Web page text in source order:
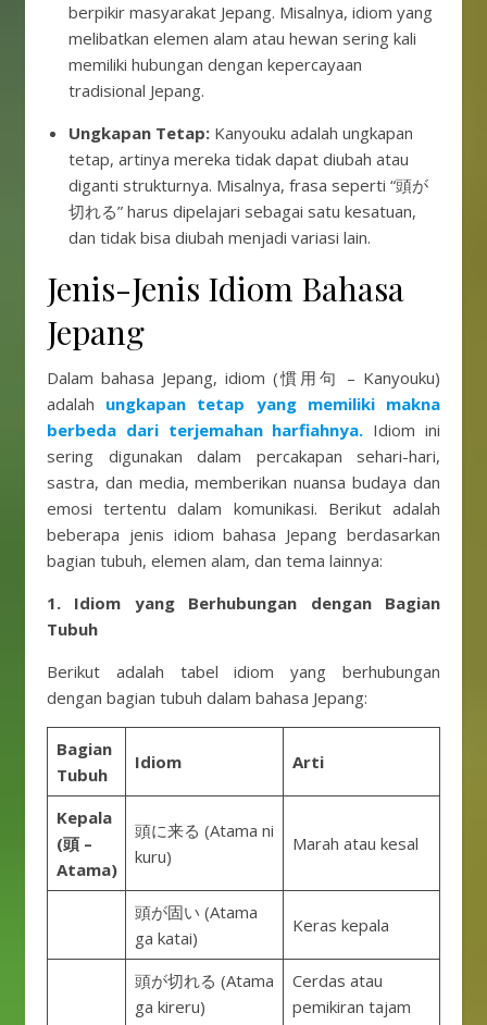
berpikir masyarakat Jepang. Misalnya, idiom yang
melibatkan elemen alam atau hewan sering kali
memiliki hubungan dengan kepercayaan
tradisional Jepang.
Ungkapan Tetap: Kanyouku adalah ungkapan
tetap, artinya mereka tidak dapat diubah atau
diganti strukturnya. Misalnya, frasa seperti “頭が
切れる” harus dipelajari sebagai satu kesatuan,
dan tidak bisa diubah menjadi variasi lain.
Jenis-Jenis Idiom Bahasa
Jepang
Dalam bahasa Jepang, idiom (慣用句 – Kanyouku)
adalah ungkapan tetap yang memiliki makna
berbeda dari terjemahan harfiahnya. Idiom ini
sering digunakan dalam percakapan sehari-hari,
sastra, dan media, memberikan nuansa budaya dan
emosi tertentu dalam komunikasi. Berikut adalah
beberapa jenis idiom bahasa Jepang berdasarkan
bagian tubuh, elemen alam, dan tema lainnya:
1. Idiom yang Berhubungan dengan Bagian
Tubuh
Berikut adalah tabel idiom yang berhubungan
dengan bagian tubuh dalam bahasa Jepang:
Bagian
Tubuh
Idiom Arti
Kepala
(頭 –
Atama)
頭に来る (Atama ni
kuru)
Marah atau kesal
頭が固い (Atama
ga katai)
Keras kepala
頭が切れる (Atama
ga kireru)
Cerdas atau
pemikiran tajam